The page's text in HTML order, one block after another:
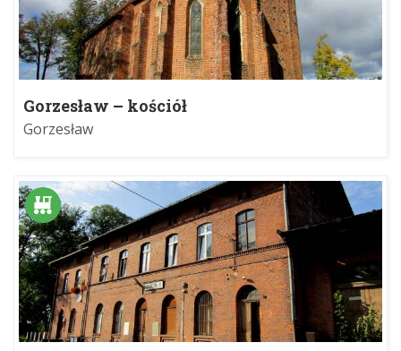
Gorzesław – kościół
Gorzesław